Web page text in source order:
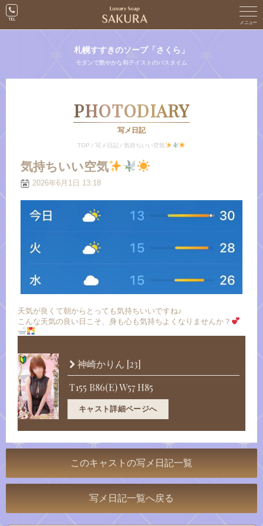
札幌すすきのソープ「さくら」
モダンで艶やかな和テイストのバスタイム
PHOTODIARY
写メ日記
TOP /写メ日記 /気持ちいい空気
気持ちいい空気
2026年6月1日 13:18
天気が良くて朝からとっても気持ちいいですね♪
こんな天気の良い日こそ、身も心も気持ちよくなりませんか？
神崎かりん [23]
T155 B86(E) W57 H85
キャスト詳細ページへ
このキャストの写メ日記一覧
写メ日記一覧へ戻る